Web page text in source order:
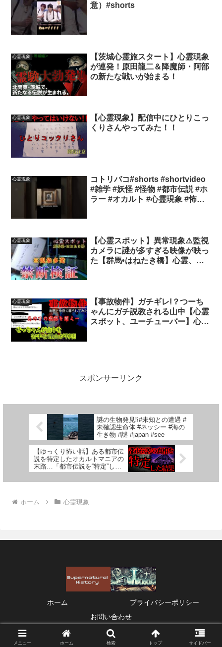
意）#shorts
心霊現象
【茨城心霊旅スタート】心霊現象
が連発！原田龍二＆降魔師・阿部
の新たな戦いが始まる！
心霊現象
【心霊現象】配信中にひとりこっ
くりさんやってみた！！
心霊現象
コトリバコ#shorts #shortvideo
#雑学 #妖怪 #怪物 #都市伝説 #ホ
ラー #オカルト #心霊現象 #怖い
心霊現象
【心霊スポット】異常現象⚠️監視
カメラに謎が多すぎる映像が映っ
た【群馬•はねたき橋】心霊、ユ
い、映像、動画
心霊現象
【事故物件】ガチギレ!？つーち
ゃんにガチ説教される山中【心霊
スポット、ユーチューバー】心
スポンサーリンク
謎の生物発見⁉️#未知との遭遇 #
未確認生命体 #ネッシー #海の
生き物 #謎 #japan #see
【ゆっくり怖い話】ある都市伝
説を特定したオカルトマニアの
末路…「都市伝説を“特定”した
ら…… 」【謎】
ホーム 心霊現象
ホーム
プライバシーポリシー
お問い合わせ
© 2021 Supernatural History.
メニュー ホーム 検索 トップ サイドバー